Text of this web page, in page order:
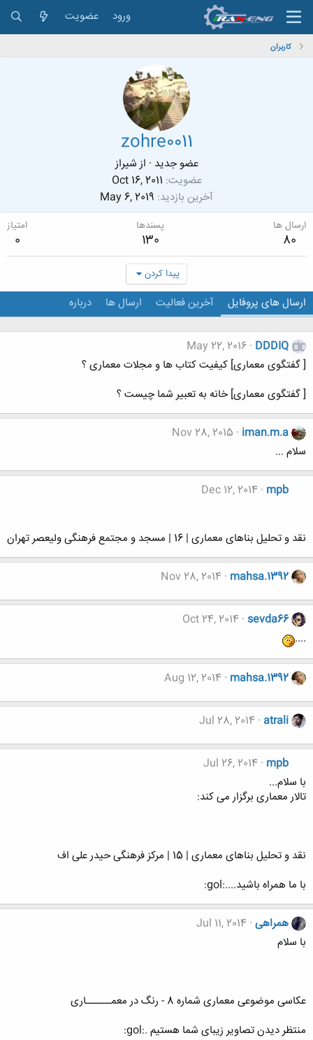
ورود عضویت
کاربران
zohre0011
عضو جدید · ازشیراز
عضویت Oct 16, 2011
آخرین بازدید May 6, 2019
ارسال ها
80
پسندها
130
امتیاز
0
پیدا کردن
ارسال های پروفایل آخرین فعالیت ارسال ها درباره
DDDIQ
May 22, 2016
[ گفتگوی معماری] کیفیت کتاب ها و مجلات معماری ؟
[ گفتگوی معماری] خانه به تعبیر شما چیست ؟
iman.m.a
Nov 28, 2015
سلام ...
mpb
Dec 12, 2014
نقد و تحلیل بناهای معماری | 16 | مسجد و مجتمع فرهنگی ولیعصر تهران
mahsa.1392
Nov 28, 2014
sevda66
Oct 24, 2014
....
mahsa.1392
Aug 12, 2014
atrali
Jul 28, 2014
mpb
Jul 26, 2014
با سلام...
تالار معماری برگزار می کند:
نقد و تحلیل بناهای معماری | 15 | مرکز فرهنگی حیدر علی اف
با ما همراه باشید....:gol:
همراهی Jul 11, 2014
با سلام
عکاسی موضوعی معماری شماره 8 - رنگ در معمــــــاری
منتظر دیدن تصاویر زیبای شما هستیم .:gol: